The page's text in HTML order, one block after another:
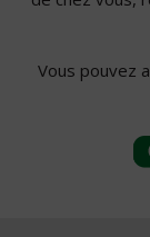
Vous pouvez